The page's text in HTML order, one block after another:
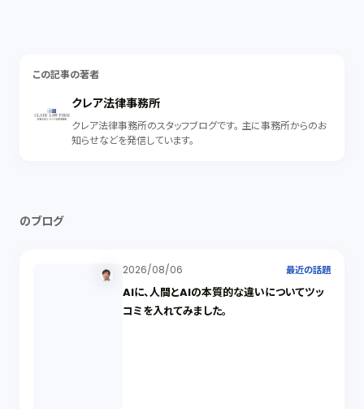
この記事の著者
クレア法律事務所
クレア法律事務所のスタッフブログです。 主に事務所からのお
知らせなどを発信しています。
のブログ
2026/08/06 最近の話題
AIに、人間とAIの本質的な違いについてツッ
コミを入れてみました。